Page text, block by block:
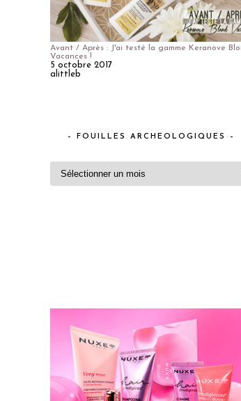
Avant / Après : J'ai testé la gamme Keranove
Vacances !
5 octobre 2017
alittleb
– FOUILLES ARCHEOLOGIQUES –